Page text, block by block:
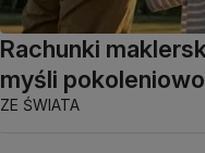
Rachunki
myśli pokoleniowo
ZE ŚWIATA